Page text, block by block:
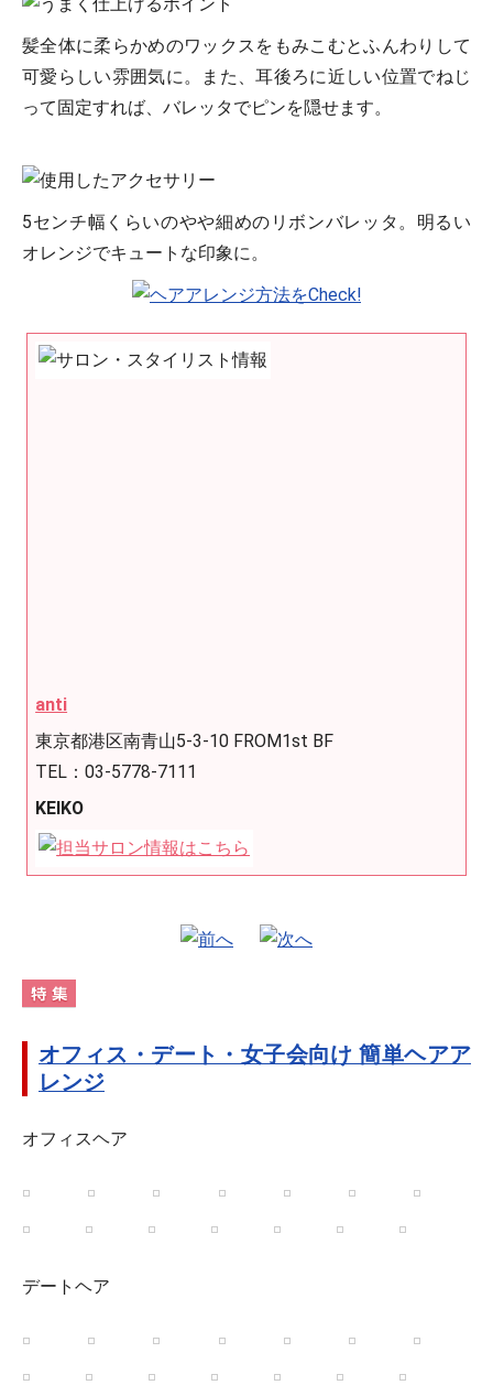
髪全体に柔らかめのワックスをもみこむとふんわりして
可愛らしい雰囲気に。また、耳後ろに近しい位置でねじ
って固定すれば、バレッタでピンを隠せます。
5センチ幅くらいのやや細めのリボンバレッタ。明るい
オレンジでキュートな印象に。
anti
東京都港区南青山5-3-10 FROM1st BF
TEL：03-5778-7111
KEIKO
オフィス・デート・女子会向け 簡単ヘアア
レンジ
オフィスヘア
デートヘア